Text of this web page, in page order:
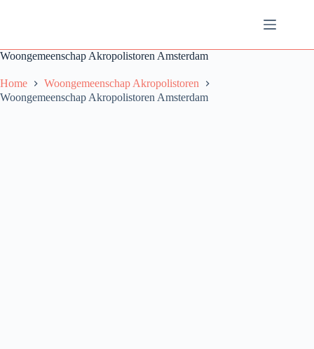
Woongemeenschap Akropolistoren Amsterdam
Home
Woongemeenschap Akropolistoren
Woongemeenschap Akropolistoren Amsterdam